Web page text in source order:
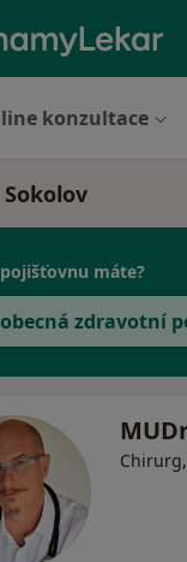
konzultace
máte?
zdravotní